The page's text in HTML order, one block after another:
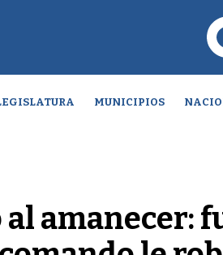
MUNICIPIOS
al amanecer: